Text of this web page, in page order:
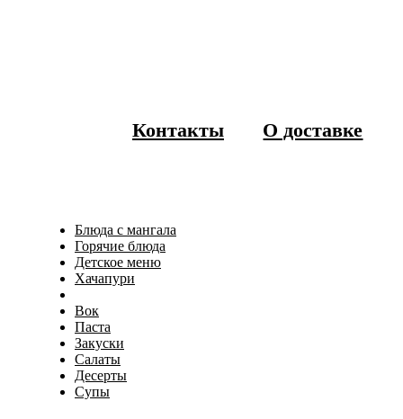
Контакты О доставке
Блюда с мангала
Горячие блюда
Детское меню
Хачапури
Вок
Паста
Закуски
Салаты
Десерты
Супы